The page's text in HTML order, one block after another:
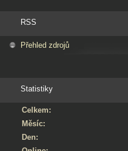
RSS
Přehled zdrojů
Statistiky
Celkem:
Měsíc:
Den: